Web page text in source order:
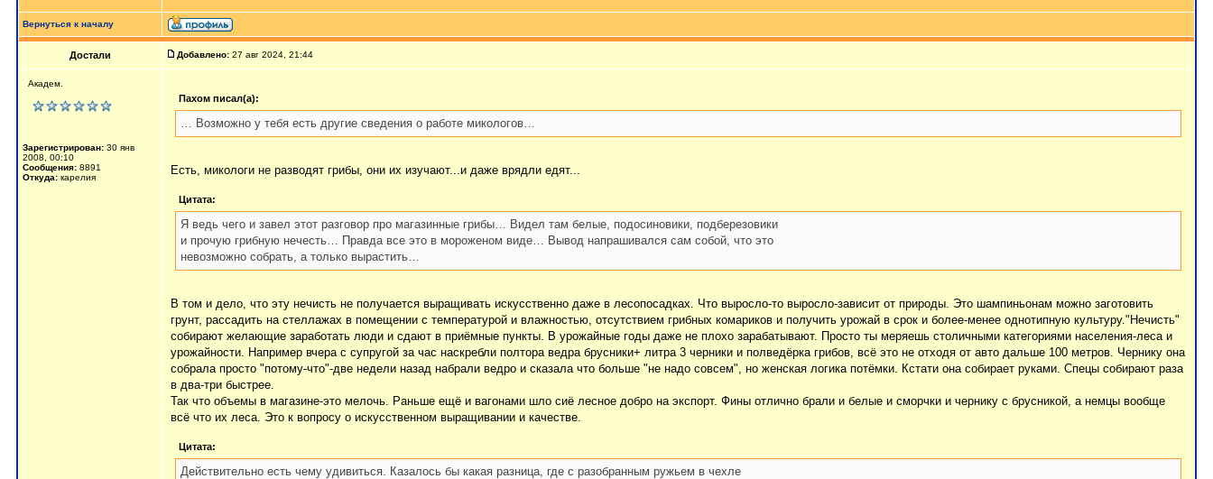
Вернуться к началу
Достали Добавлено: 27 авг 2024, 21:44
Академ.
Зарегистрирован: 30 янв
2008, 00:10
Сообщения: 8891
Откуда: карелия
Пахом писал(а):
… Возможно у тебя есть другие сведения о работе микологов…
Есть, микологи не разводят грибы, они их изучают...и даже врядли едят...
Цитата:
Я ведь чего и завел этот разговор про магазинные грибы… Видел там белые, подосиновики, подберезовики
и прочую грибную нечесть… Правда все это в мороженом виде… Вывод напрашивался сам собой, что это
невозможно собрать, а только вырастить…
В том и дело, что эту нечисть не получается выращивать искусственно даже в лесопосадках. Что выросло-то выросло-зависит от природы. Это шампиньонам можно заготовить
грунт, рассадить на стеллажах в помещении с температурой и влажностью, отсутствием грибных комариков и получить урожай в срок и более-менее однотипную культуру."Нечисть"
собирают желающие заработать люди и сдают в приёмные пункты. В урожайные годы даже не плохо зарабатывают. Просто ты меряешь столичными категориями населения-леса и
урожайности. Например вчера с супругой за час наскребли полтора ведра брусники+ литра 3 черники и полведёрка грибов, всё это не отходя от авто дальше 100 метров. Чернику она
собрала просто "потому-что"-две недели назад набрали ведро и сказала что больше "не надо совсем", но женская логика потёмки. Кстати она собирает руками. Спецы собирают раза
в два-три быстрее.
Так что объемы в магазине-это мелочь. Раньше ещё и вагонами шло сиё лесное добро на экспорт. Фины отлично брали и белые и сморчки и чернику с брусникой, а немцы вообще
всё что их леса. Это к вопросу о искусственном выращивании и качестве.
Цитата:
Действительно есть чему удивиться. Казалось бы какая разница, где с разобранным ружьем в чехле